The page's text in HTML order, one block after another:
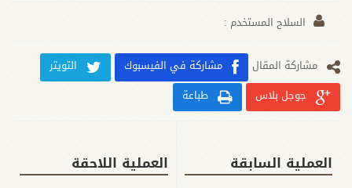
السلاح المستخدم :
مشارکة المقال مشاركة في الفيسبوك
التويتر
جوجل بلاس
طباعة
العملية السابقة العملية اللاحقة